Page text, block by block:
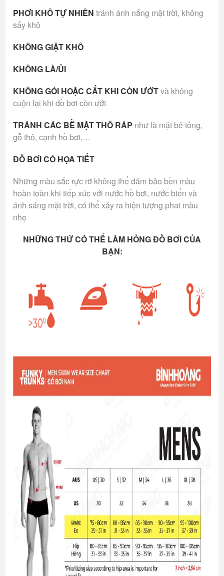
PHƠI KHÔ TỰ NHIÊN tránh ánh nắng mặt trời, không
sấy khô
KHÔNG GIẶT KHÔ
KHÔNG LÀ/ỦI
KHÔNG GÓI HOẶC CẤT KHI CÒN ƯỚTvà không
cuộn lại khi đồ bơi còn ướt
TRÁNH CÁC BỀ MẶT THÔ RÁP như là mặt bê tông,
gỗ thô, cạnh hồ bơi,…
ĐỒ BƠI CÓ HỌA TIẾT
Những màu sắc rực rỡ không thể đảm bảo bền màu
hoàn toàn khi tiếp xúc với nước hồ bơi, nước biển và
ánh sáng mặt trời, có thể xảy ra hiện tượng phai màu
nhẹ
NHỮNG THỨ CÓ THỂ LÀM HỎNG ĐỒ BƠI CỦA
BẠN: